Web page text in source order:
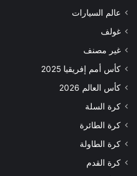
عالم السيارات
غولف
غير مصنف
كأس أمم إفريقيا 2025
كأس العالم 2026
كرة السلة
كرة الطائرة
كرة الطاولة
كرة القدم